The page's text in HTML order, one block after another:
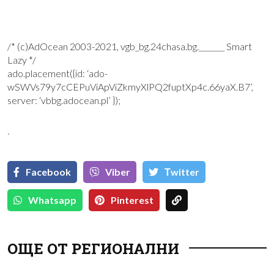
/* (c)AdOcean 2003-2021, vgb_bg.24chasa.bg._______ Smart
Lazy */
ado.placement({id: ‘ado-
wSWVs79y7cCEPuViApViZkmyXlPQ2fuptXp4c.66yaX.B7’,
server: ‘vbbg.adocean.pl’ });
`
Facebook Viber Тwitter
Whatsapp Pinterest
ОЩЕ ОТ РЕГИОНАЛНИ